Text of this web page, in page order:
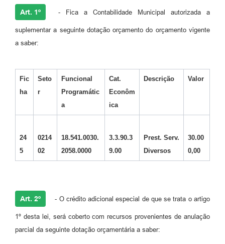
Art. 1º - Fica a Contabilidade Municipal autorizada a
suplementar a seguinte dotação orçamento do orçamento vigente
a saber:
Fic
ha
Seto
r
Funcional
Programátic
a
Cat.
Econôm
ica
Descrição Valor
24
5
0214
02
18.541.0030.
2058.0000
3.3.90.3
9.00
Prest. Serv.
Diversos
30.00
0,00
Art. 2º - O crédito adicional especial de que se trata o artigo
1º desta lei, será coberto com recursos provenientes de anulação
parcial da seguinte dotação orçamentária a saber: